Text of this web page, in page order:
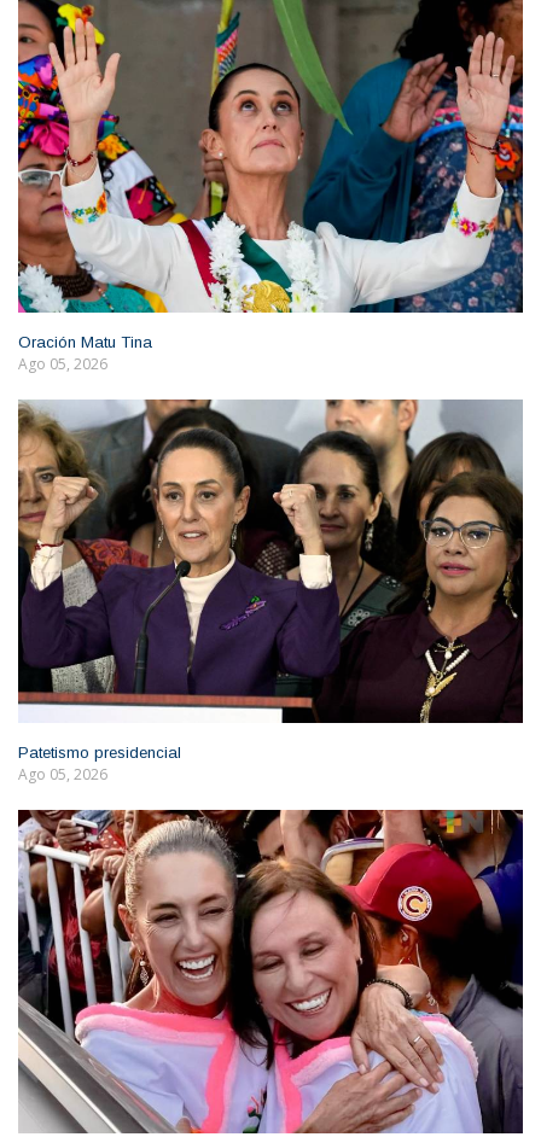
Oración Matu Tina
Ago 05, 2026
Patetismo presidencial
Ago 05, 2026